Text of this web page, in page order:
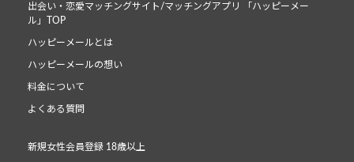
出会い・恋愛マッチングサイト/マッチングアプリ 「ハッピーメー
ル」TOP
ハッピーメールとは
ハッピーメールの想い
料金について
よくある質問
新規女性会員登録 18歳以上